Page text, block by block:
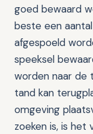
goed bewaard
beste een
afgespoeld
speeksel
worden naar de
tand kan
omgeving
zoeken is, is